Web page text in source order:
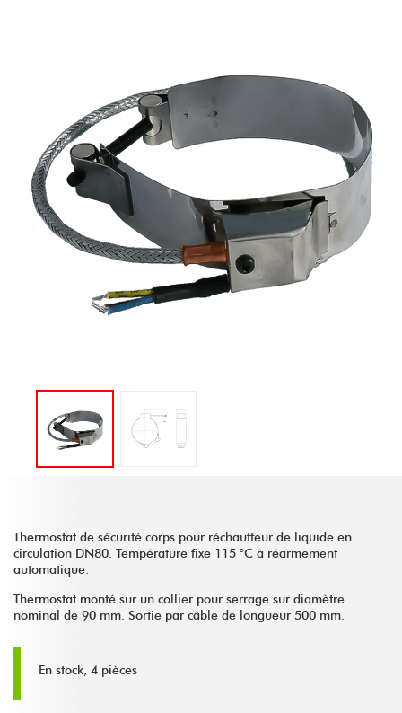
Thermostat de sécurité corps pour réchauffeur de liquide en
circulation DN80. Température fixe 115 °C à réarmement
automatique.
Thermostat monté sur un collier pour serrage sur diamètre
nominal de 90 mm. Sortie par câble de longueur 500 mm.
En stock, 4 pièces